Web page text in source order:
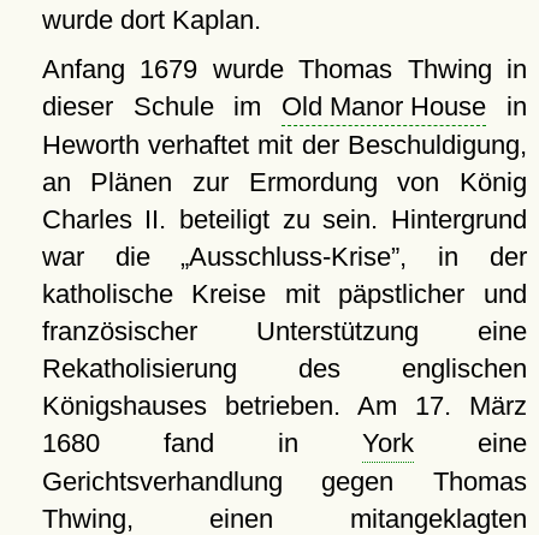
wurde dort Kaplan.
Anfang 1679 wurde Thomas Thwing in
dieser Schule im Old Manor House in
Heworth verhaftet mit der Beschuldigung,
an Plänen zur Ermordung von König
Charles II. beteiligt zu sein. Hintergrund
war die Ausschluss-Krise , in der
katholische Kreise mit päpstlicher und
französischer Unterstützung eine
Rekatholisierung des englischen
Königshauses betrieben. Am 17. März
1680 fand in Yorkeine
Gerichtsverhandlung gegen Thomas
Thwing, einen mitangeklagten